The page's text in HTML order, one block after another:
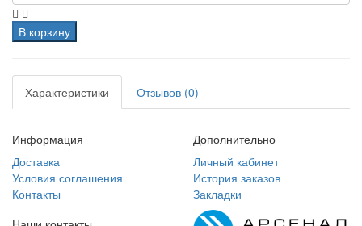
В корзину
Характеристики Отзывов (0)
Информация
Доставка
Условия соглашения
Контакты
Дополнительно
Личный кабинет
История заказов
Закладки